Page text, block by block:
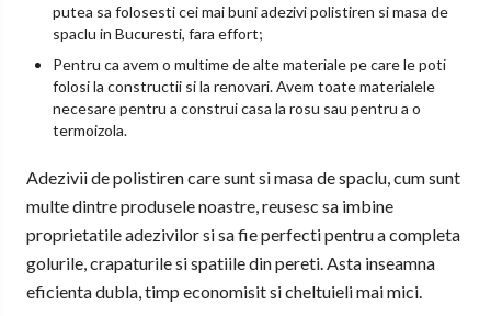
putea sa folosesti cei mai buni adezivi polistiren si masa de
spaclu in Bucuresti, fara effort;
Pentru ca avem o multime de alte materiale pe care le poti
folosi la constructii si la renovari. Avem toate materialele
necesare pentru a construi casa la rosu sau pentru a o
termoizola.
Adezivii de polistiren care sunt si masa de spaclu, cum sunt
multe dintre produsele noastre, reusesc sa imbine
proprietatile adezivilor si sa fie perfecti pentru a completa
golurile, crapaturile si spatiile din pereti. Asta inseamna
eficienta dubla, timp economisit si cheltuieli mai mici.